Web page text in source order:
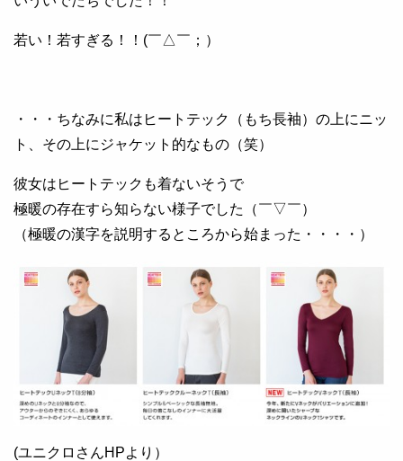
若い！若すぎる！！(￣△￣；）
・・・ちなみに私はヒートテック（もち長袖）の上にニッ
ト、その上にジャケット的なもの（笑）
彼女はヒートテックも着ないそうで
極暖の存在すら知らない様子でした（￣▽￣）
（極暖の漢字を説明するところから始まった・・・・）
(ユニクロさんHPより）